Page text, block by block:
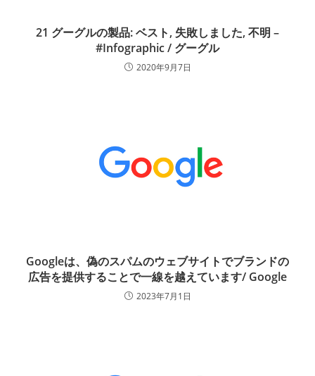
21 グーグルの製品: ベスト, 失敗しました, 不明 –
#Infographic / グーグル
2020年9月7日
Googleは、偽のスパムのウェブサイトでブランドの
広告を提供することで一線を越えています/ Google
2023年7月1日